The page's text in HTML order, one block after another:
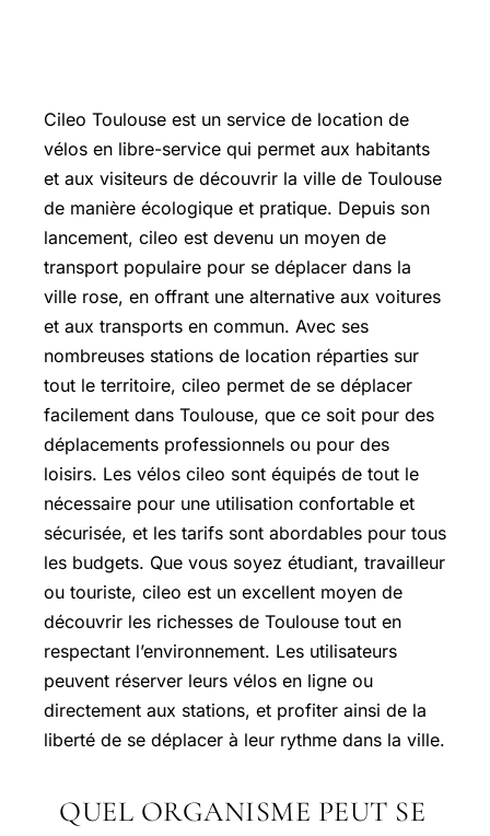
Cileo Toulouse est un service de location de
vélos en libre-service qui permet aux habitants
et aux visiteurs de découvrir la ville de Toulouse
de manière écologique et pratique. Depuis son
lancement, cileo est devenu un moyen de
transport populaire pour se déplacer dans la
ville rose, en offrant une alternative aux voitures
et aux transports en commun. Avec ses
nombreuses stations de location réparties sur
tout le territoire, cileo permet de se déplacer
facilement dans Toulouse, que ce soit pour des
déplacements professionnels ou pour des
loisirs. Les vélos cileo sont équipés de tout le
nécessaire pour une utilisation confortable et
sécurisée, et les tarifs sont abordables pour tous
les budgets. Que vous soyez étudiant, travailleur
ou touriste, cileo est un excellent moyen de
découvrir les richesses de Toulouse tout en
respectant l’environnement. Les utilisateurs
peuvent réserver leurs vélos en ligne ou
directement aux stations, et profiter ainsi de la
liberté de se déplacer à leur rythme dans la ville.
QUEL ORGANISME PEUT SE